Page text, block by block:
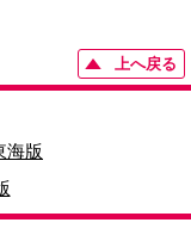
上へ戻る
海版